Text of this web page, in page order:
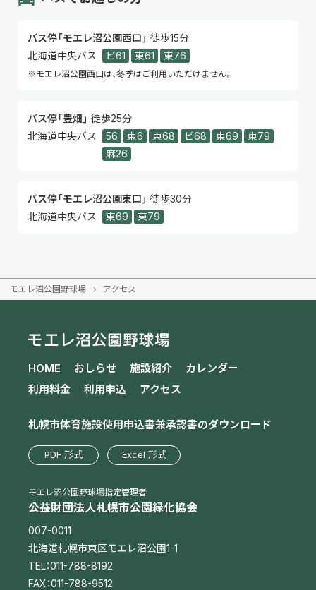
バス停「モエレ沼公園西口」 徒歩15分
北海道中央バス
ビ61 東61 東76
※モエレ沼公園西口は、冬季はご利用いただけません。
バス停「豊畑」 徒歩25分
北海道中央バス
56 東6 東68 ビ68 東69
東79
麻26
バス停「モエレ沼公園東口」 徒歩30分
北海道中央バス
東69 東79
モエレ沼公園野球場 アクセス
HOME おしらせ 施設紹介
カレンダー
利用料金
利用申込 アクセス
札幌市体育施設使用申込書兼承認書のダウンロード
PDF 形式 Excel 形式
モエレ沼公園野球場指定管理者
公益財団法人札幌市公園緑化協会
007-0011
北海道札幌市東区モエレ沼公園1-1
TEL：011-788-8192
FAX：011-788-9512